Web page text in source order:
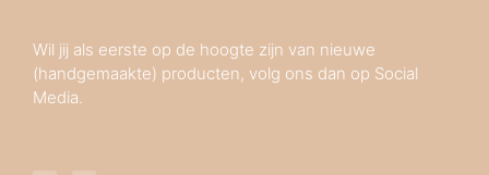
Wil jij als eerste op de hoogte zijn van nieuwe
(handgemaakte) producten, volg ons dan op Social
Media.